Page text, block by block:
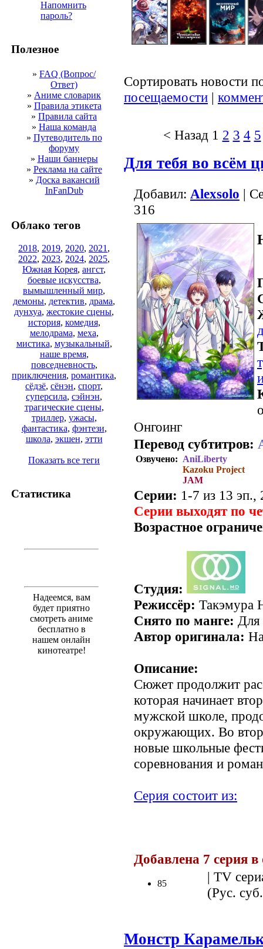
Напомнить
пароль?
Полезное
» FAQ (Вопрос/
Ответ)
» Аниме словарик
» Правила этикета
» Правила сайта
» Наша команда
» Путеводитель по
форуму
» Наши баннеры
» Реклама на сайте
» Доска вакансий
InFanDub
Облако тегов
2018, 2019, 2020, 2021 ,
2022, 2023, 2024, 2025,
Южная Корея, ангст,
боевые искусства,
вымышленный мир,
демоны, детектив, драма,
дунхуа, жестокие сцены,
история, комедия,
мелодрама, меха,
мистика, музыкальный,
наше время,
повседневность,
приключения, романтика,
сёдзё, сёнэн, спорт,
суперсила, сэйнэн,
трагические сцены,
триллер, ужасы,
фантастика, фэнтези,
школа, экшен, этти
Показать все теги
Статистика
Надеемся, вам
будет приятно
смотреть аниме
бесплатно в
нашем онлайн
кинотеатре!
Сортировать новости
посещаемости |
< Назад 1 2 3 4 5
Для тебя во всём
Добавил: Alexsolo |
316
Онгоинг
Перевод субтитров:
Озвучено: AniLiberty
Kazoku Project
JAM
Серии: 1-7 из 13 эп.,
Серии выходят по
Возрастное
Студия:
Режиссёр: Такэмура
Снято по манге: Для
Автор оригинала:
Описание:
Сюжет продолжит
которая начинает
мужской школе,
окружающих. Во
новые школьные
соревнования и
Серия состоит из:
Добавлена 7 серия
85
| TV
(Рус.
Монстр